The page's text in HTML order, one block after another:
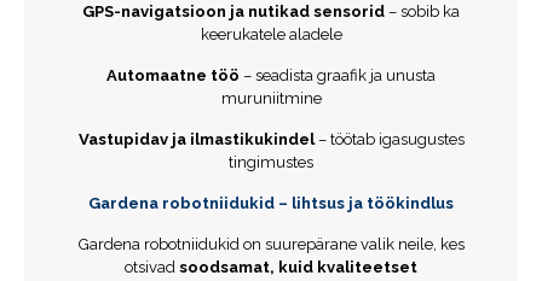
GPS-navigatsioon ja nutikad sensorid – sobib ka
keerukatele aladele
Automaatne töö – seadista graafik ja unusta
muruniitmine
Vastupidav ja ilmastikukindel– töötab igasugustes
tingimustes
Gardena robotniidukid – lihtsus ja töökindlus
Gardena robotniidukid on suurepärane valik neile, kes
otsivad soodsamat, kuid kvaliteetset